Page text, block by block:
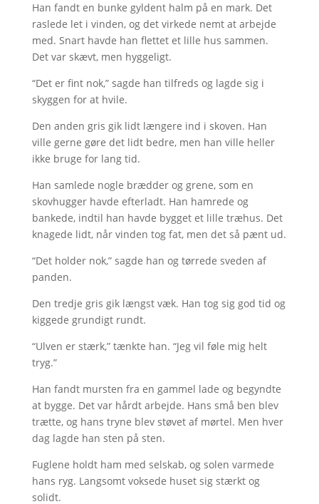
Han fandt en bunke gyldent halm på en mark. Det
raslede let i vinden, og det virkede nemt at arbejde
med. Snart havde han flettet et lille hus sammen.
Det var skævt, men hyggeligt.
“Det er fint nok,” sagde han tilfreds og lagde sig i
skyggen for at hvile.
Den anden gris gik lidt længere ind i skoven. Han
ville gerne gøre det lidt bedre, men han ville heller
ikke bruge for lang tid.
Han samlede nogle brædder og grene, som en
skovhugger havde efterladt. Han hamrede og
bankede, indtil han havde bygget et lille træhus. Det
knagede lidt, når vinden tog fat, men det så pænt ud.
“Det holder nok,” sagde han og tørrede sveden af
panden.
Den tredje gris gik længst væk. Han tog sig god tid og
kiggede grundigt rundt.
“Ulven er stærk,” tænkte han. “Jeg vil føle mig helt
tryg.”
Han fandt mursten fra en gammel lade og begyndte
at bygge. Det var hårdt arbejde. Hans små ben blev
trætte, og hans tryne blev støvet af mørtel. Men hver
dag lagde han sten på sten.
Fuglene holdt ham med selskab, og solen varmede
hans ryg. Langsomt voksede huset sig stærkt og
solidt.